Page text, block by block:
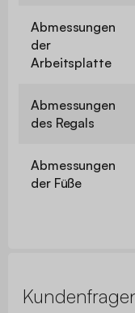
Abmessungen
der
Arbeitsplatte
Abmessungen
des Regals
Abmessungen
der Füße